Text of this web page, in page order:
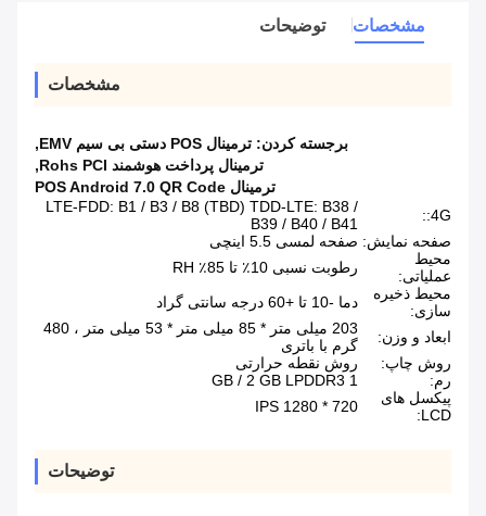
مشخصات توضیحات
مشخصات
برجسته کردن: ترمینال POS دستی بی سیم EMV
,
ترمینال پرداخت هوشمند Rohs PCI
,
ترمینال POS Android 7.0 QR Code
4G::
LTE-FDD: B1 / B3 / B8 (TBD) TDD-LTE: B38 /
B39 / B40 / B41
صفحه نمایش: صفحه لمسی 5.5 اینچی
محیط
عملیاتی:
رطوبت نسبی 10٪ تا 85٪ RH
محیط ذخیره
سازی:
دما -10 تا +60 درجه سانتی گراد
ابعاد و وزن:
203 میلی متر * 85 میلی متر * 53 میلی متر ، 480
گرم با باتری
روش چاپ:
روش نقطه حرارتی
رم:
1 GB / 2 GB LPDDR3
پیکسل های
LCD:
720 * 1280 IPS
توضیحات